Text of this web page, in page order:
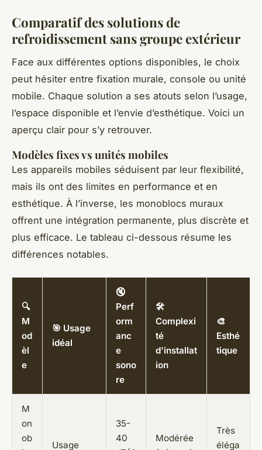
Comparatif des solutions de
refroidissement sans groupe extérieur
Face aux différentes options disponibles, le choix
peut hésiter entre fixation murale, console ou unité
mobile. Chaque solution a ses atouts selon l’usage,
l’espace disponible et l’envie d’esthétique. Voici un
aperçu clair pour s’y retrouver.
Modèles fixes vs unités mobiles
Les appareils mobiles séduisent par leur flexibilité,
mais ils ont des limites en performance et en
esthétique. À l’inverse, les monoblocs muraux
offrent une intégration permanente, plus discrète et
plus efficace. Le tableau ci-dessous résume les
différences notables.
🔍
M
od
èl
e
🎯 Usage
idéal
🔇
Perf
orm
anc
e
sono
re
🛠
Complexi
té
d'installat
ion
🎨
Esthé
tique
M
on
ob
Usage
35-
40
Modérée
Très
éléga